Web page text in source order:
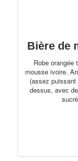
Bière de
Robe orangée
mousse ivoire.
(assez
dessus, avec